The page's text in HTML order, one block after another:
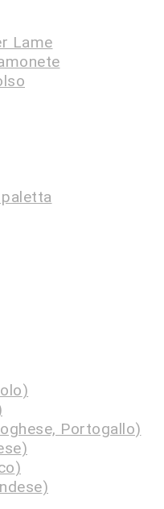
Lame
)
Portogallo)
)
)
)